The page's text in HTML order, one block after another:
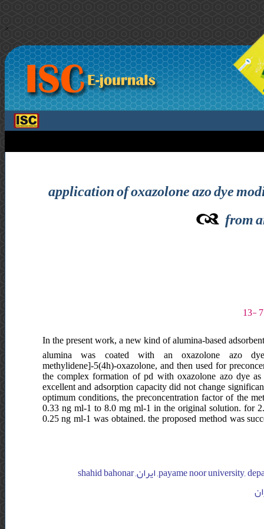
>
application of oxazolone azo dye
from
In the present work, a new kind of alumina-based
alumina was coated with an oxazolone azo dye,
methylidene]-5(4h)-oxazolone, and then used for
the complex formation of pd with oxazolone azo dye
excellent and adsorption capacity did not change
optimum conditions, the preconcentration factor of the
0.33 ng ml-1 to 8.0 mg ml-1 in the original solution. for
0.25 ng ml-1 was obtained. the proposed method was
payame noor university, department of chemistry, ایران, payame noor university, department of chemistry, ایران, shahid bahonar